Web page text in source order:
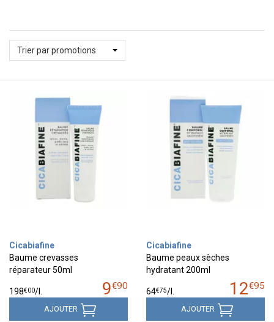
Trier par promotions
Cicabiafine
Baume crevasses
réparateur 50ml
9€90
198€00/
AJOUTER
Cicabiafine
Baume peaux sèches
hydratant 200ml
12€95
64€75/
AJOUTER